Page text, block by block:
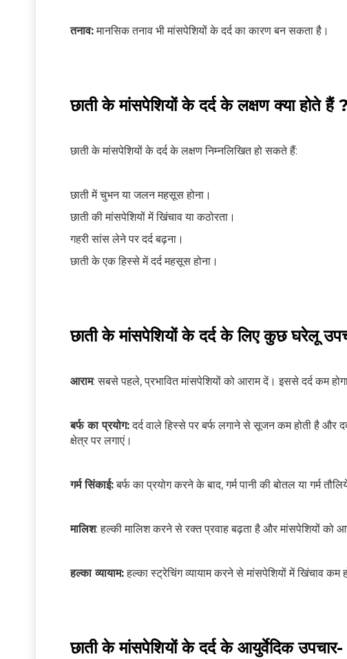
तनाव:मानसिक तनाव भी मांसपेशियों के दर्द का कारण बन सकता है।
छाती के मांसपेशियों के दर्द के लक्षण क्या होते हैं ?
छाती के मांसपेशियों के दर्द के लक्षण निम्नलिखित हो सकते हैं:
छाती में चुभन या जलन महसूस होना।
छाती की मांसपेशियों में खिंचाव या कठोरता।
गहरी सांस लेने पर दर्द बढ़ना।
छाती के एक हिस्से में दर्द महसूस होना।
छाती के मांसपेशियों के दर्द के लिए कुछ घरेलू
आराम: सबसे पहले, प्रभावित मांसपेशियों को आराम दें। इससे दर्द कम
बर्फ का प्रयोग:दर्द वाले हिस्से पर बर्फ लगाने से सूजन कम होती है और
क्षेत्र पर लगाएं।
गर्म सिंकाई:बर्फ का प्रयोग करने के बाद, गर्म पानी की बोतल या गर्म
मालिश: हल्की मालिश करने से रक्त प्रवाह बढ़ता है और मांसपेशियों
हल्का व्यायाम:हल्का स्ट्रेचिंग व्यायाम करने से मांसपेशियों में खिंचाव कम
छाती के मांसपेशियों के दर्द के आयुर्वेदिक उपचार-